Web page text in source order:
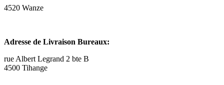
4520 Wanze
Adresse de Livraison Bureaux:
rue Albert Legrand 2 bte B
4500 Tihange